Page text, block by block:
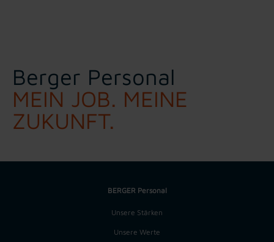
Berger Personal
MEIN JOB. MEINE
ZUKUNFT.
BERGER Personal
Unsere Stärken
Unsere Werte